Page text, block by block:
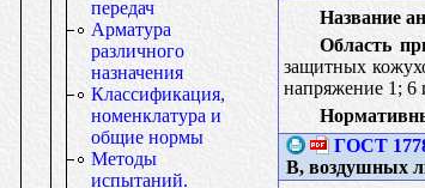
передач
Арматура
различного
назначения
Классификация,
номенклатура и
общие нормы
Методы
испытаний.
Название
Область
защитных
напряжение 1; 6
ГОСТ
В, воздушных